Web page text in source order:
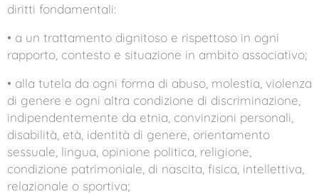
diritti fondamentali:
• a un trattamento dignitoso e rispettoso in ogni
rapporto, contesto e situazione in ambito associativo;
• alla tutela da ogni forma di abuso, molestia, violenza
di genere e ogni altra condizione di discriminazione,
indipendentemente da etnia, convinzioni personali,
disabilità, età, identità di genere, orientamento
sessuale, lingua, opinione politica, religione,
condizione patrimoniale, di nascita, fisica, intellettiva,
relazionale o sportiva;